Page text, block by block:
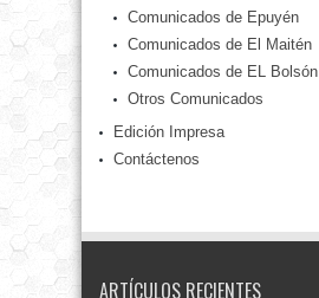
Comunicados de Epuyén
Comunicados de El Maitén
Comunicados de EL Bolsón
Otros Comunicados
Edición Impresa
Contáctenos
ARTÍCULOS RECIENTES